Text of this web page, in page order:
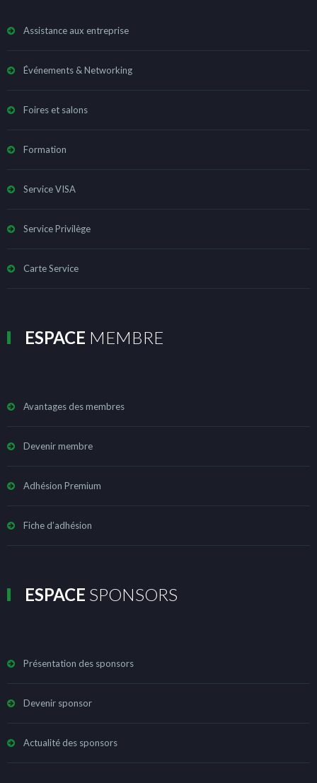
Assistance aux entreprise
Événements & Networking
Foires et salons
Formation
Service VISA
Service Privilège
Carte Service
ESPACE MEMBRE
Avantages des membres
Devenir membre
Adhésion Premium
Fiche d’adhésion
ESPACE SPONSORS
Présentation des sponsors
Devenir sponsor
Actualité des sponsors